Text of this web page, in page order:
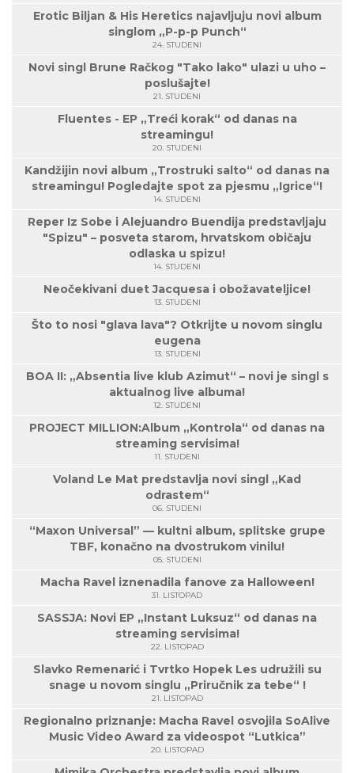
Erotic Biljan & His Heretics najavljuju novi album
singlom „P-p-p Punch“
24. STUDENI
Novi singl Brune Račkog "Tako lako" ulazi u uho –
poslušajte!
21. STUDENI
Fluentes - EP „Treći korak“ od danas na
streamingu!
20. STUDENI
Kandžijin novi album „Trostruki salto“ od danas na
streamingu! Pogledajte spot za pjesmu „Igrice“!
14. STUDENI
Reper Iz Sobe i Alejuandro Buendija predstavljaju
"Spizu" – posveta starom, hrvatskom običaju
odlaska u spizu!
14. STUDENI
Neočekivani duet Jacquesa i obožavateljice!
13. STUDENI
Što to nosi "glava lava"? Otkrijte u novom singlu
eugena
13. STUDENI
BOA II: „Absentia live klub Azimut“ – novi je singl s
aktualnog live albuma!
12. STUDENI
PROJECT MILLION:Album „Kontrola“ od danas na
streaming servisima!
11. STUDENI
Voland Le Mat predstavlja novi singl „Kad
odrastem“
06. STUDENI
“Maxon Universal” — kultni album, splitske grupe
TBF, konačno na dvostrukom vinilu!
05. STUDENI
Macha Ravel iznenadila fanove za Halloween!
31. LISTOPAD
SASSJA: Novi EP „Instant Luksuz“ od danas na
streaming servisima!
22. LISTOPAD
Slavko Remenarić i Tvrtko Hopek Les udružili su
snage u novom singlu „Priručnik za tebe“ !
21. LISTOPAD
Regionalno priznanje: Macha Ravel osvojila SoAlive
Music Video Award za videospot “Lutkica”
20. LISTOPAD